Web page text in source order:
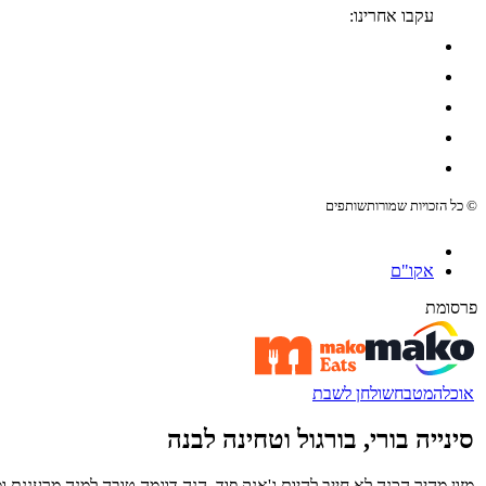
עקבו אחרינו:
© כל הזכויות שמורותשותפים
אקו"ם
פרסומת
אוכלהמטבחשולחן לשבת
סינייה בורי, בורגול וטחינה לבנה